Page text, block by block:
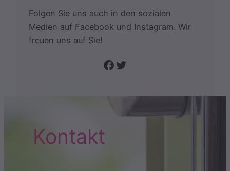
Folgen Sie uns auch in den sozialen
Medien auf Facebook und Instagram. Wir
freuen uns auf Sie!
Folge uns auf Facebook Twitter
Kontakt